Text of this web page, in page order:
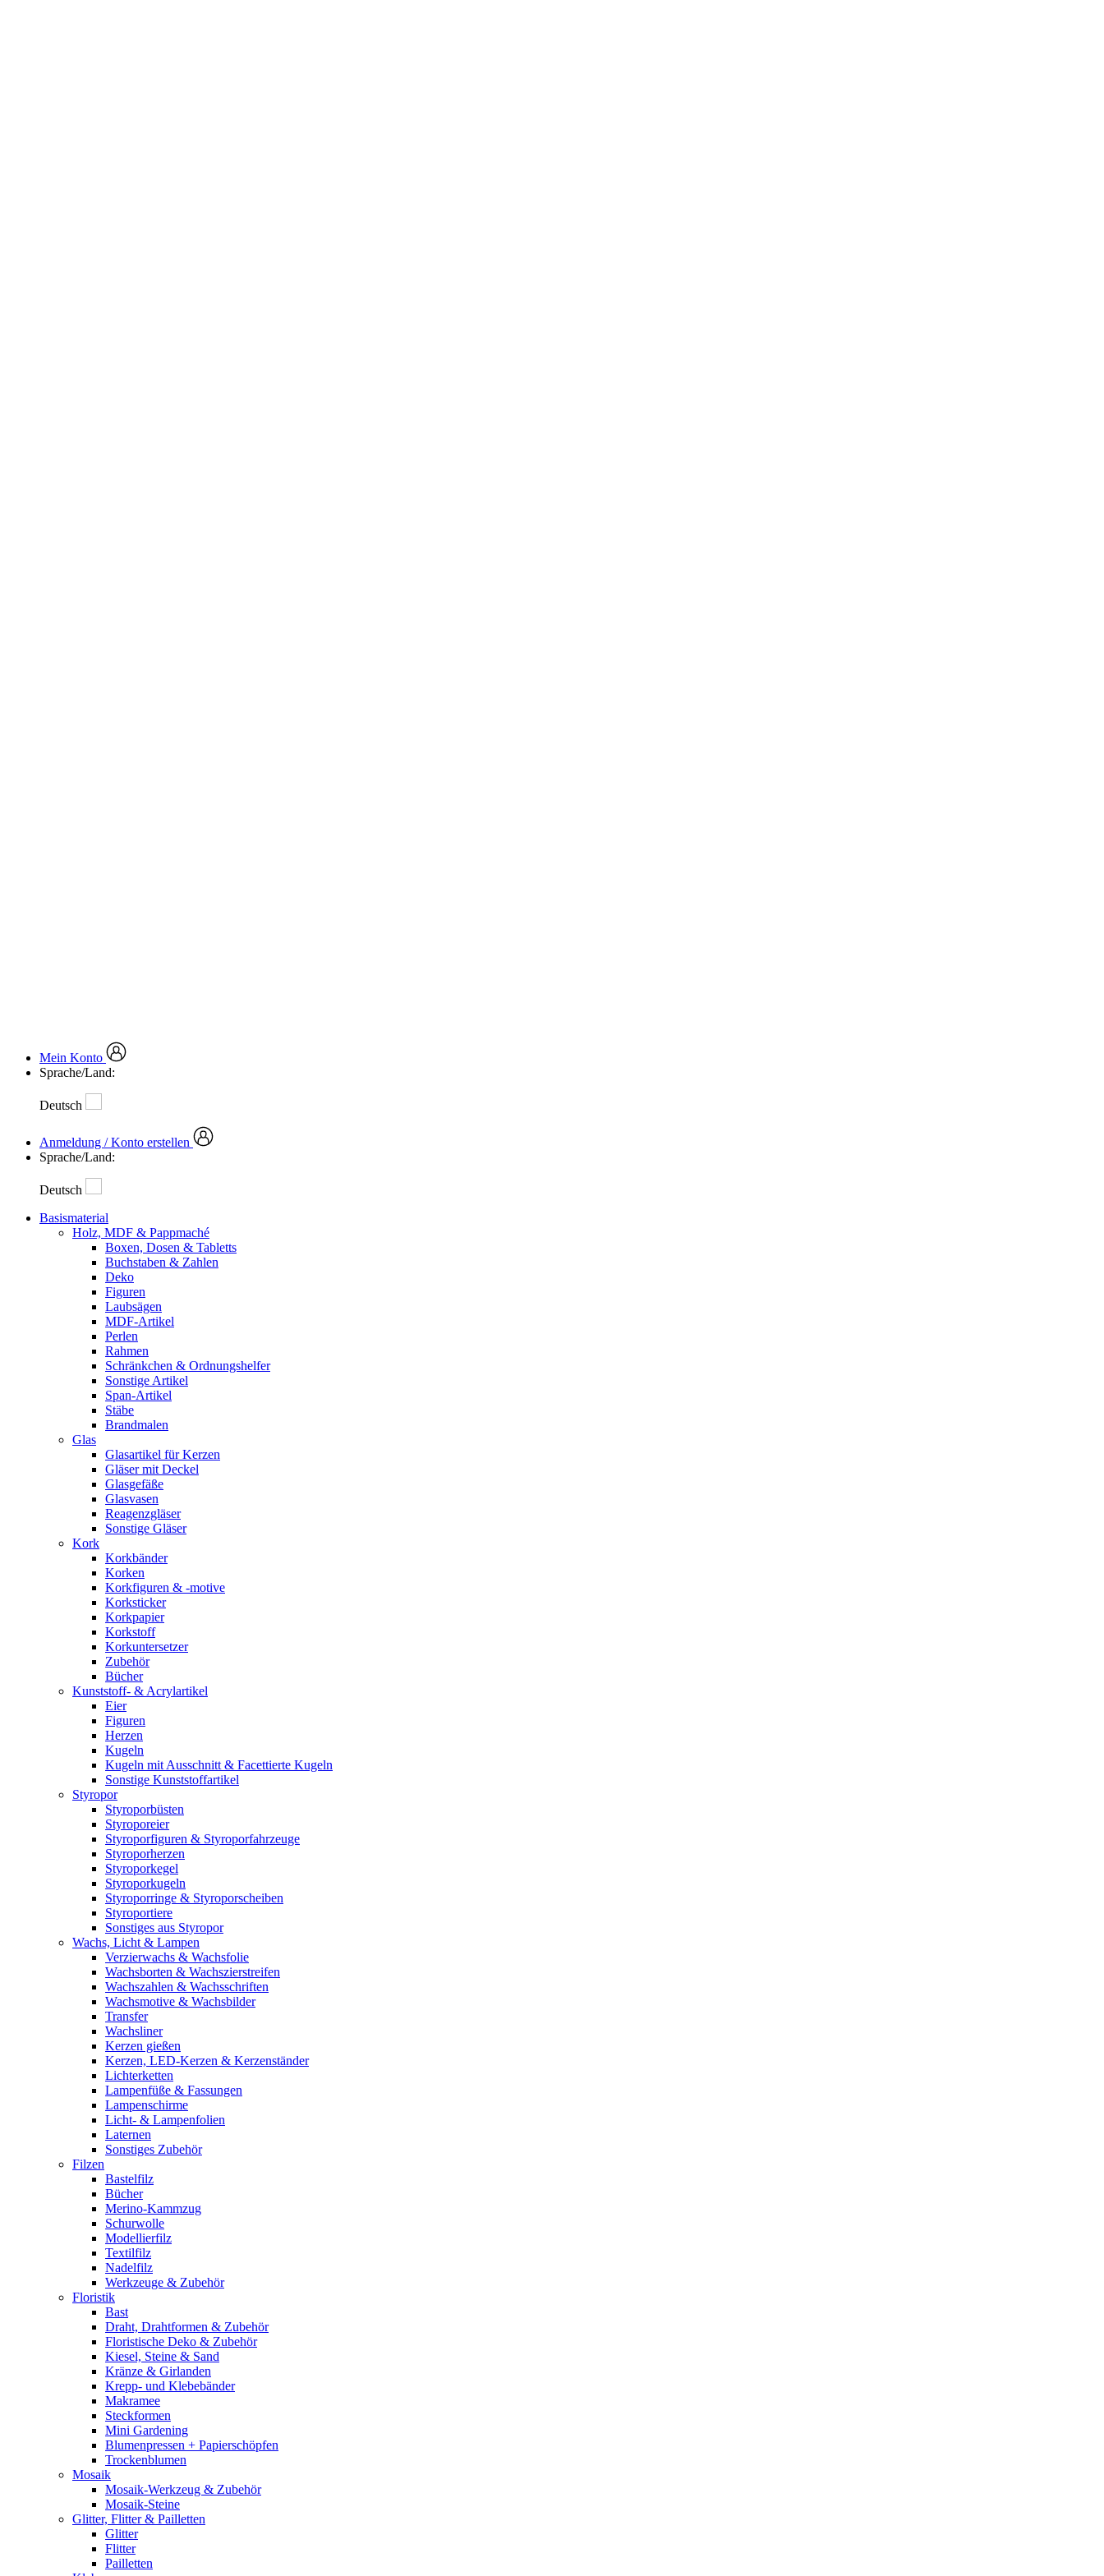
Mein Konto
Sprache/Land:
Deutsch
Anmeldung / Konto erstellen
Sprache/Land:
Deutsch
Basismaterial
Holz, MDF & Pappmaché
Boxen, Dosen & Tabletts
Buchstaben & Zahlen
Deko
Figuren
Laubsägen
MDF-Artikel
Perlen
Rahmen
Schränkchen & Ordnungshelfer
Sonstige Artikel
Span-Artikel
Stäbe
Brandmalen
Glas
Glasartikel für Kerzen
Gläser mit Deckel
Glasgefäße
Glasvasen
Reagenzgläser
Sonstige Gläser
Kork
Korkbänder
Korken
Korkfiguren & -motive
Korksticker
Korkpapier
Korkstoff
Korkuntersetzer
Zubehör
Bücher
Kunststoff- & Acrylartikel
Eier
Figuren
Herzen
Kugeln
Kugeln mit Ausschnitt & Facettierte Kugeln
Sonstige Kunststoffartikel
Styropor
Styroporbüsten
Styroporeier
Styroporfiguren & Styroporfahrzeuge
Styroporherzen
Styroporkegel
Styroporkugeln
Styroporringe & Styroporscheiben
Styroportiere
Sonstiges aus Styropor
Wachs, Licht & Lampen
Verzierwachs & Wachsfolie
Wachsborten & Wachszierstreifen
Wachszahlen & Wachsschriften
Wachsmotive & Wachsbilder
Transfer
Wachsliner
Kerzen gießen
Kerzen, LED-Kerzen & Kerzenständer
Lichterketten
Lampenfüße & Fassungen
Lampenschirme
Licht- & Lampenfolien
Laternen
Sonstiges Zubehör
Filzen
Bastelfilz
Bücher
Merino-Kammzug
Schurwolle
Modellierfilz
Textilfilz
Nadelfilz
Werkzeuge & Zubehör
Floristik
Bast
Draht, Drahtformen & Zubehör
Floristische Deko & Zubehör
Kiesel, Steine & Sand
Kränze & Girlanden
Krepp- und Klebebänder
Makramee
Steckformen
Mini Gardening
Blumenpressen + Papierschöpfen
Trockenblumen
Mosaik
Mosaik-Werkzeug & Zubehör
Mosaik-Steine
Glitter, Flitter & Pailletten
Glitter
Flitter
Pailletten